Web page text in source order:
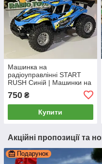
Машинка на
радіоуправлінні START
RUSH Синій | Машинки на
Машина на
радіокеруванні
750 ₴
Купити
Акційні пропозиції та
Подарунок